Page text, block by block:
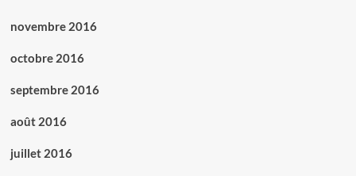
novembre 2016
octobre 2016
septembre 2016
août 2016
juillet 2016